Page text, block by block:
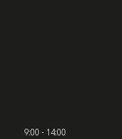
9:00 - 14:00